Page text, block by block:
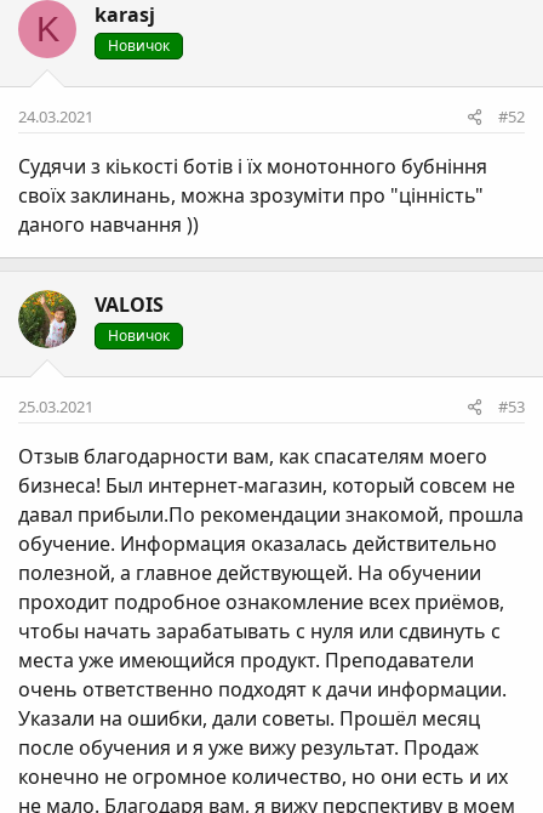
K karasj
Новичок
24.03.2021 #52
Судячи з кіькості ботів і їх монотонного бубніння
своїх заклинань, можна зрозуміти про "цінність"
даного навчання ))
VALOIS
Новичок
25.03.2021 #53
Отзыв благодарности вам, как спасателям моего
бизнеса! Был интернет-магазин, который совсем не
давал прибыли.По рекомендации знакомой, прошла
обучение. Информация оказалась действительно
полезной, а главное действующей. На обучении
проходит подробное ознакомление всех приёмов,
чтобы начать зарабатывать с нуля или сдвинуть с
места уже имеющийся продукт. Преподаватели
очень ответственно подходят к дачи информации.
Указали на ошибки, дали советы. Прошёл месяц
после обучения и я уже вижу результат. Продаж
конечно не огромное количество, но они есть и их
не мало. Благодаря вам, я вижу перспективу в моем